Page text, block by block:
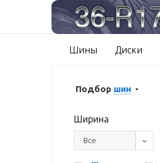
Шины Диски
Подбор шин
Ширина
Все